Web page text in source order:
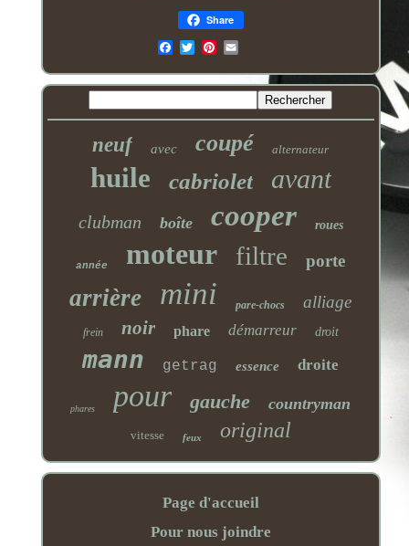
Share
Email
neuf avec coupé alternateur
huile cabriolet avant
clubman boîte cooper roues
année moteur filtre porte
arrière mini pare-chocs alliage
frein noir phare démarreur droit
mann getrag essence droite
phares pour gauche countryman
vitesse feux original
Page d'accueil
Pour nous joindre